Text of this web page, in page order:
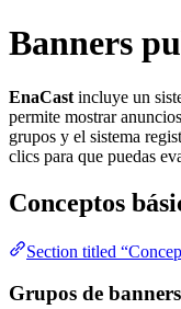
Banners
EnaCast incluye un
permite mostrar
grupos y el sistema
clics para que puedas
Conceptos
Section titled
Grupos de banners